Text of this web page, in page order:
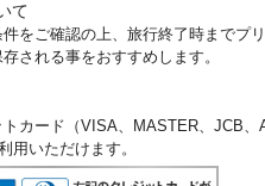
て
をご確認の上、旅行終了時までプ
される事をおすすめします。
カード（VISA、MASTER、JCB、
用いただけます。